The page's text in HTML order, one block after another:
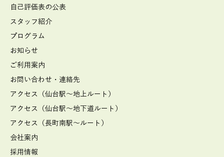
自己評価表の公表
スタッフ紹介
プログラム
お知らせ
ご利用案内
お問い合わせ・連絡先
アクセス（仙台駅～地上ルート）
アクセス（仙台駅～地下道ルート）
アクセス（長町南駅～ルート）
会社案内
採用情報